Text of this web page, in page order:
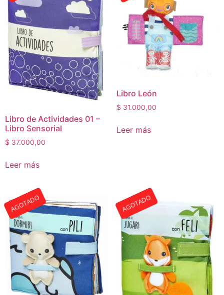
Libro de Actividades 01 –
Libro Sensorial
$ 37.000,00
Leer más
Libro León
$ 31.000,00
Leer más
AGOTADO AGOTADO